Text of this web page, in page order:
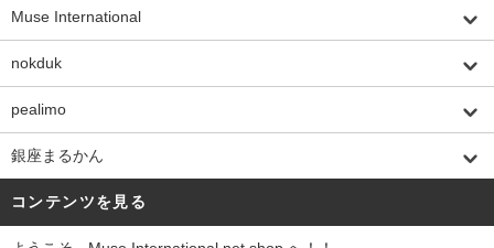
Muse International
nokduk
pealimo
銀座まるかん
コンテンツを見る